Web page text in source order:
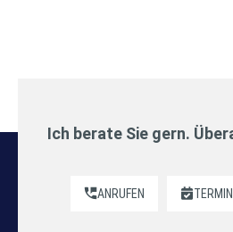
Ich berate Sie gern.
ANRUFEN